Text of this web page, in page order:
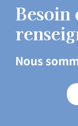
Besoin
Nous